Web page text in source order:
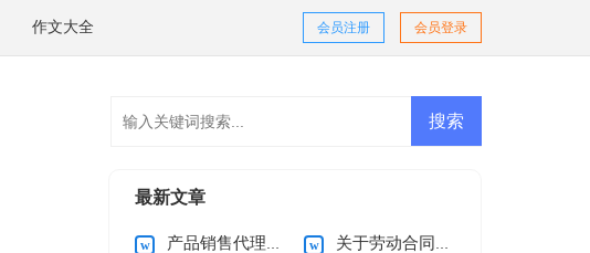
作文大全 会员登录
会员注册
最新文章
产品销售代理合同(15篇) 关于劳动合同的注意事项